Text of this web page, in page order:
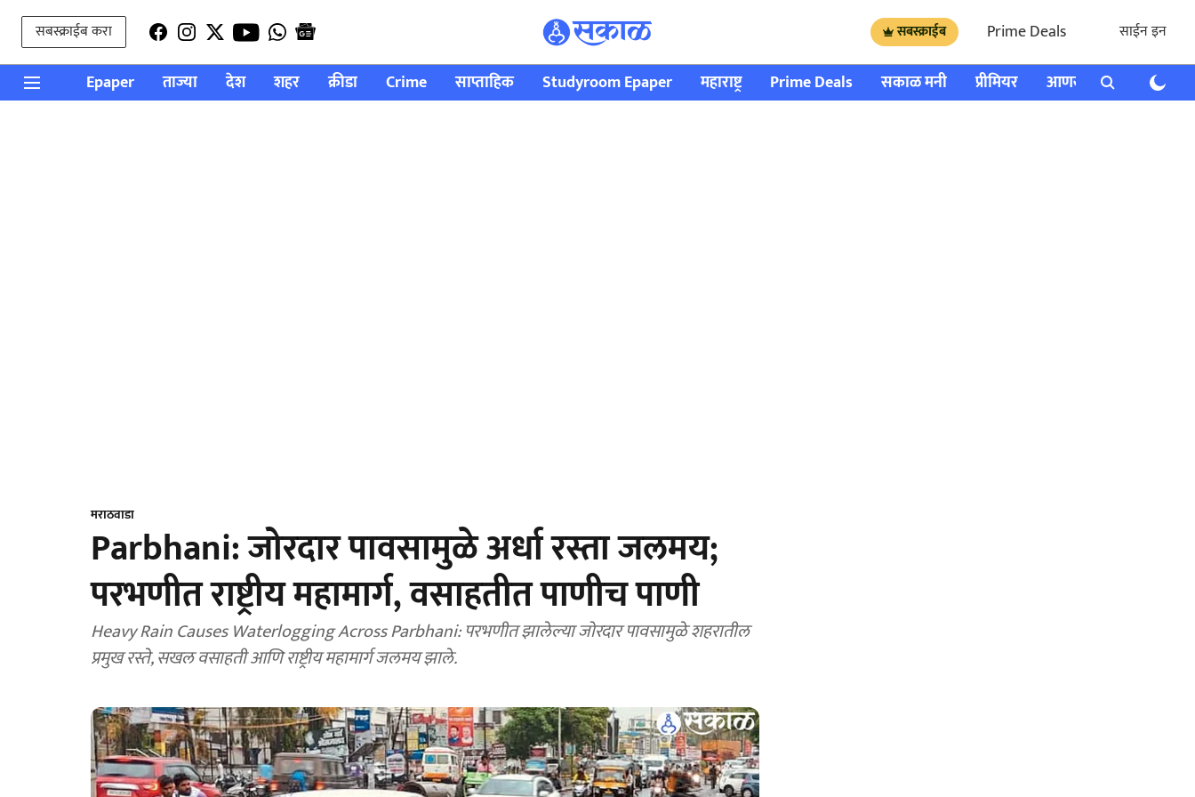
सबस्क्राईब करा सबस्क्राईब Prime Deals साईन इन
Epaper ताज्या देश शहर क्रीडा Crime साप्ताहिक Studyroom Epaper महाराष्ट्र Prime Deals सकाळ मनी प्रीमियर आणखी राशी भविष्य
मराठवाडा
Parbhani: जोरदार पावसामुळे अर्धा रस्ता जलमय;
परभणीत राष्ट्रीय महामार्ग, वसाहतीत पाणीच पाणी
Heavy Rain Causes Waterlogging Across Parbhani: परभणीत झालेल्या जोरदार पावसामुळे शहरातील
प्रमुख रस्ते, सखल वसाहती आणि राष्ट्रीय महामार्ग जलमय झाले.